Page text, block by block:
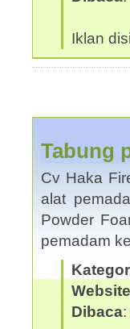
Iklan
Tabung
Cv Haka
alat
Powder
pemadam
Website
Dibaca